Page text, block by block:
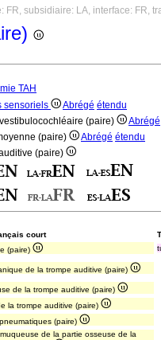
subsidiaire: LA, interface: FR,
TAH
sensoriels Abrégé étendu
(paire) Abrégé
(paire) Abrégé étendu
(paire)
court
(paire)
de la trompe auditive (paire)
de la trompe auditive (paire)
la trompe auditive (paire)
(paire)
de la partie osseuse de la